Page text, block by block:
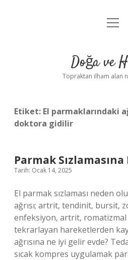
Anasayfa
Yasal
Doğa ve
Topraktan ilham alan
Etiket: El parmaklarındaki
doktora gidilir
Parmak
Tarih: Ocak 14, 2025
El parmak sızlaması neden
ağrısı; artrit, tendinit, bursit,
enfeksiyon, artrit, romatizmal
tekrarlayan hareketlerden
ağrısına ne iyi gelir evde?
sıcak kompres uygulamak